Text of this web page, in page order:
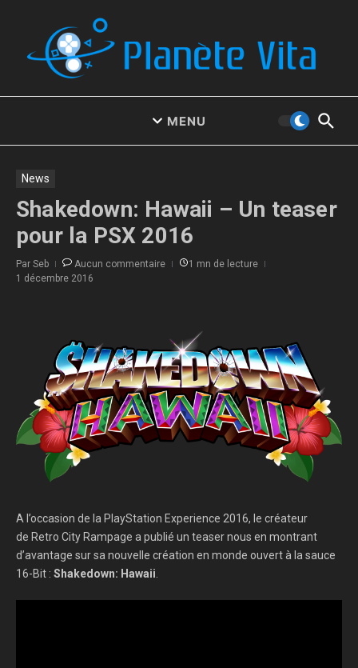
MENU
News
Shakedown: Hawaii – Un teaser
pour la PSX 2016
Par Seb Aucun commentaire
1 mn de lecture
1 décembre 2016
A l’occasion de la PlayStation Experience 2016, le créateur
de Retro City Rampage a publié un teaser nous en montrant
d’avantage sur sa nouvelle création en monde ouvert à la sauce
16-Bit : Shakedown: Hawaii